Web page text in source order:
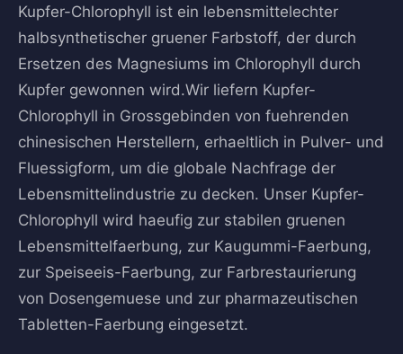
Kupfer-Chlorophyll ist ein lebensmittelechter
halbsynthetischer gruener Farbstoff, der durch
Ersetzen des Magnesiums im Chlorophyll durch
Kupfer gewonnen wird.Wir liefern Kupfer-
Chlorophyll in Grossgebinden von fuehrenden
chinesischen Herstellern, erhaeltlich in Pulver- und
Fluessigform, um die globale Nachfrage der
Lebensmittelindustrie zu decken. Unser Kupfer-
Chlorophyll wird haeufig zur stabilen gruenen
Lebensmittelfaerbung, zur Kaugummi-Faerbung,
zur Speiseeis-Faerbung, zur Farbrestaurierung
von Dosengemuese und zur pharmazeutischen
Tabletten-Faerbung eingesetzt.